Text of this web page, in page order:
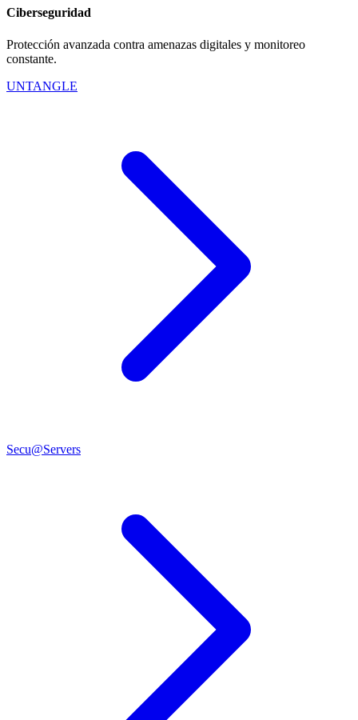
Ciberseguridad
Protección avanzada contra amenazas digitales y monitoreo
constante.
UNTANGLE
Secu@Servers